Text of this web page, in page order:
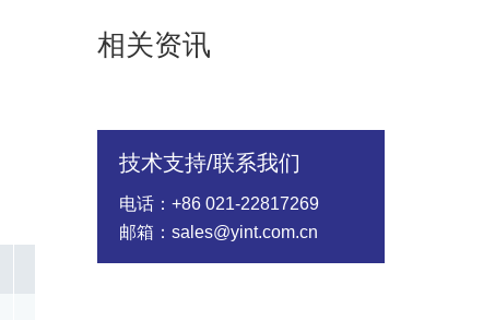
Impulse Discharge Current 10hits 8/20μs (KA)
相关资讯
技术支持/联系我们
电话：+86 021-22817269
邮箱：sales@yint.com.cn